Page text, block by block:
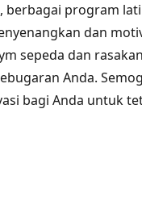
program
dan
sepeda dan
Anda.
bagi Anda untuk